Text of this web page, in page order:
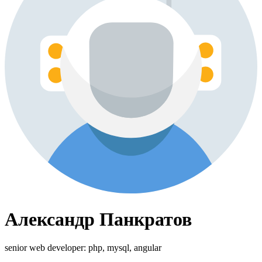
Александр Панкратов
senior web developer: php, mysql, angular